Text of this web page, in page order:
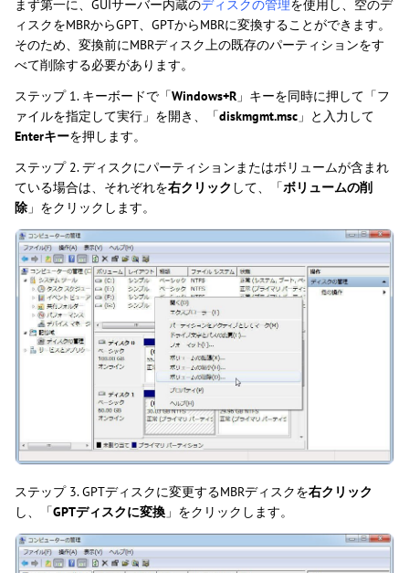
まず第一に、GUIサーバー内蔵のディスクの管理を使用し、空のデ
ィスクをMBRからGPT、GPTからMBRに変換することができます。
そのため、変換前にMBRディスク上の既存のパーティションをす
べて削除する必要があります。
ステップ 1. キーボードで「Windows+R 」キーを同時に押して「フ
ァイルを指定して実行」を開き、「diskmgmt.msc 」と入力して
Enterキーを押します。
ステップ 2. ディスクにパーティションまたはボリュームが含まれ
ている場合は、それぞれを右クリック して、「ボリュームの削
除 」をクリックします。
ステップ 3. GPTディスクに変更するMBRディスクを右クリック
し、「GPTディスクに変換 」をクリックします。